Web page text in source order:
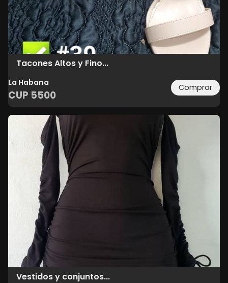
Tacones Altos y Fino...
La Habana
CUP 5500
Comprar
Vestidos y conjuntos...